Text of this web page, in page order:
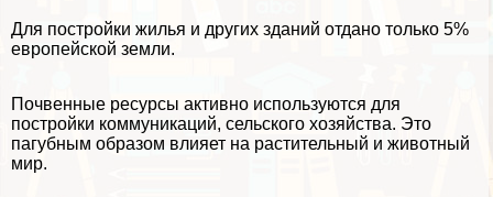
Для постройки жилья и других зданий отдано только 5%
европейской земли.
Почвенные ресурсы активно используются для
постройки коммуникаций, сельского хозяйства. Это
пагубным образом влияет на растительный и животный
мир.